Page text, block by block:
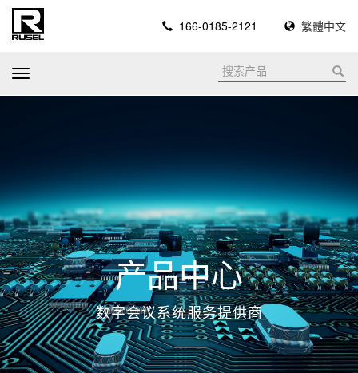
166-0185-2121 繁體中文
T
o
n
a
v
i
g
a
t
i
o
产品中心
数字会议系统服务提供商